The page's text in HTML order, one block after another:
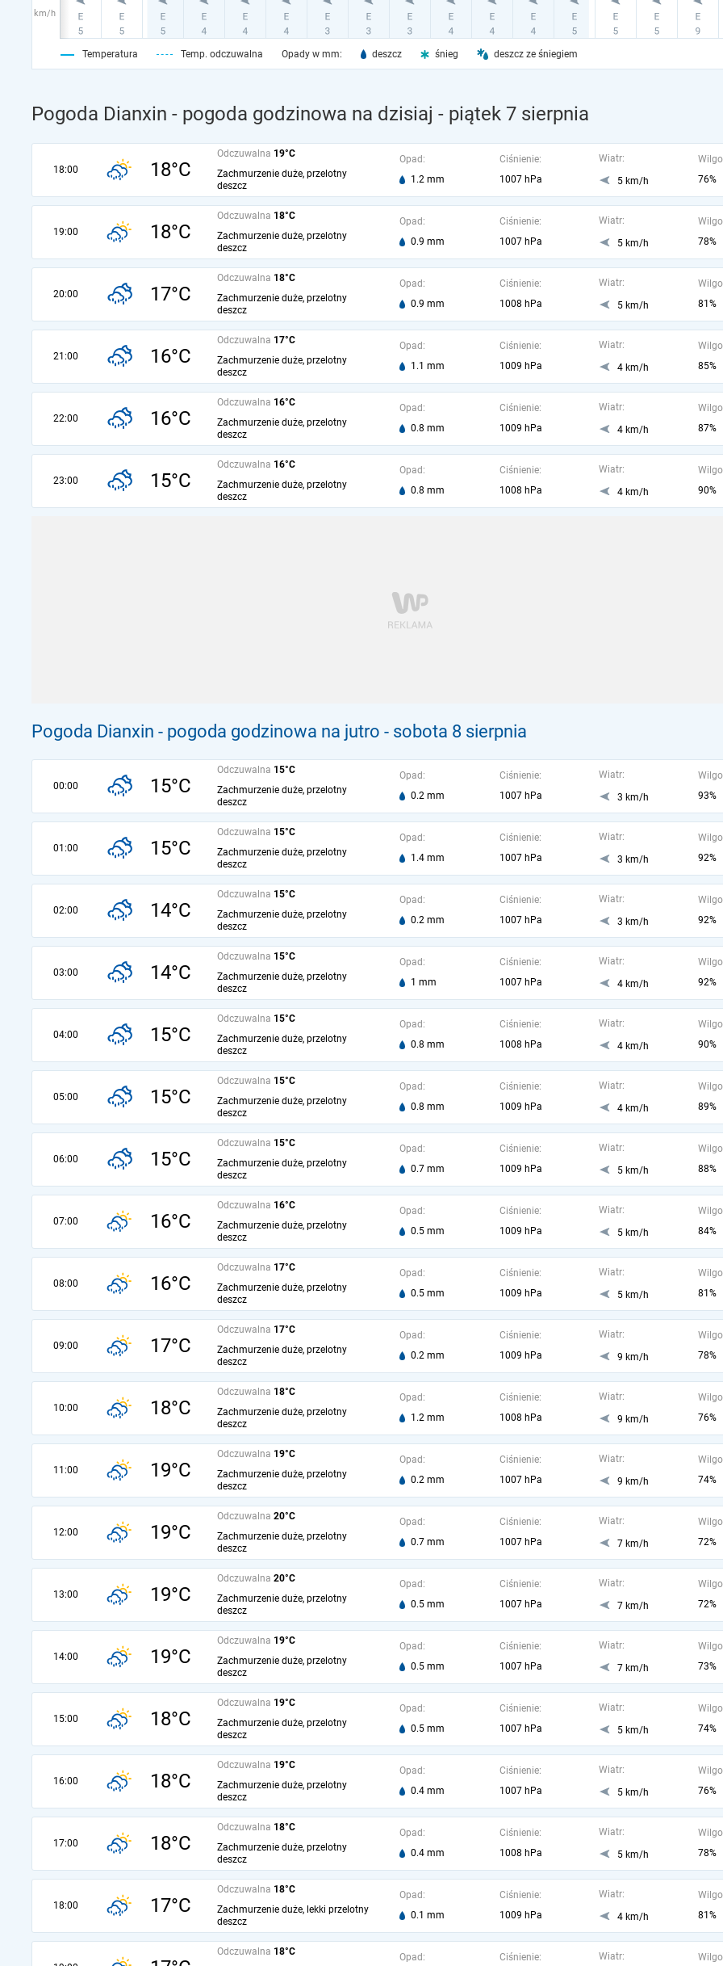
km/h
Temperatura Temp. odczuwalna Opady w mm: deszcz śnieg deszcz ze śniegiem
Pogoda Dianxin - pogoda godzinowa na dzisiaj - piątek 7 sierpnia
18:00 18°C
Odczuwalna 19°C
Zachmurzenie duże, przelotny
deszcz
Opad:
1.2 mm
Ciśnienie:
1007 hPa
Wiatr:
5 km/h
76%
19:00 18°C
Odczuwalna 18°C
Zachmurzenie duże, przelotny
deszcz
Opad:
0.9 mm
Ciśnienie:
1007 hPa
Wiatr:
5 km/h
78%
20:00 17°C
Odczuwalna 18°C
Zachmurzenie duże, przelotny
deszcz
Opad:
0.9 mm
Ciśnienie:
1008 hPa
Wiatr:
5 km/h
81%
21:00 16°C
Odczuwalna 17°C
Zachmurzenie duże, przelotny
deszcz
Opad:
1.1 mm
Ciśnienie:
1009 hPa
Wiatr:
4 km/h
85%
22:00 16°C
Odczuwalna 16°C
Zachmurzenie duże, przelotny
deszcz
Opad:
0.8 mm
Ciśnienie:
1009 hPa
Wiatr:
4 km/h
87%
23:00 15°C
Odczuwalna 16°C
Zachmurzenie duże, przelotny
deszcz
Opad:
0.8 mm
Ciśnienie:
1008 hPa
Wiatr:
4 km/h
90%
Pogoda Dianxin - pogoda godzinowa na jutro - sobota 8 sierpnia
00:00 15°C
Odczuwalna 15°C
Zachmurzenie duże, przelotny
deszcz
Opad:
0.2 mm
Ciśnienie:
1007 hPa
Wiatr:
3 km/h
93%
01:00 15°C
Odczuwalna 15°C
Zachmurzenie duże, przelotny
deszcz
Opad:
1.4 mm
Ciśnienie:
1007 hPa
Wiatr:
3 km/h
92%
02:00 14°C
Odczuwalna 15°C
Zachmurzenie duże, przelotny
deszcz
Opad:
0.2 mm
Ciśnienie:
1007 hPa
Wiatr:
3 km/h
92%
03:00 14°C
Odczuwalna 15°C
Zachmurzenie duże, przelotny
deszcz
Opad:
1 mm
Ciśnienie:
1007 hPa
Wiatr:
4 km/h
92%
04:00 15°C
Odczuwalna 15°C
Zachmurzenie duże, przelotny
deszcz
Opad:
0.8 mm
Ciśnienie:
1008 hPa
Wiatr:
4 km/h
90%
05:00 15°C
Odczuwalna 15°C
Zachmurzenie duże, przelotny
deszcz
Opad:
0.8 mm
Ciśnienie:
1009 hPa
Wiatr:
4 km/h
89%
06:00 15°C
Odczuwalna 15°C
Zachmurzenie duże, przelotny
deszcz
Opad:
0.7 mm
Ciśnienie:
1009 hPa
Wiatr:
5 km/h
88%
07:00 16°C
Odczuwalna 16°C
Zachmurzenie duże, przelotny
deszcz
Opad:
0.5 mm
Ciśnienie:
1009 hPa
Wiatr:
5 km/h
84%
08:00 16°C
Odczuwalna 17°C
Zachmurzenie duże, przelotny
deszcz
Opad:
0.5 mm
Ciśnienie:
1009 hPa
Wiatr:
5 km/h
81%
09:00 17°C
Odczuwalna 17°C
Zachmurzenie duże, przelotny
deszcz
Opad:
0.2 mm
Ciśnienie:
1009 hPa
Wiatr:
9 km/h
78%
10:00 18°C
Odczuwalna 18°C
Zachmurzenie duże, przelotny
deszcz
Opad:
1.2 mm
Ciśnienie:
1008 hPa
Wiatr:
9 km/h
76%
11:00 19°C
Odczuwalna 19°C
Zachmurzenie duże, przelotny
deszcz
Opad:
0.2 mm
Ciśnienie:
1007 hPa
Wiatr:
9 km/h
74%
12:00 19°C
Odczuwalna 20°C
Zachmurzenie duże, przelotny
deszcz
Opad:
0.7 mm
Ciśnienie:
1007 hPa
Wiatr:
7 km/h
72%
13:00 19°C
Odczuwalna 20°C
Zachmurzenie duże, przelotny
deszcz
Opad:
0.5 mm
Ciśnienie:
1007 hPa
Wiatr:
7 km/h
72%
14:00 19°C
Odczuwalna 19°C
Zachmurzenie duże, przelotny
deszcz
Opad:
0.5 mm
Ciśnienie:
1007 hPa
Wiatr:
7 km/h
73%
15:00 18°C
Odczuwalna 19°C
Zachmurzenie duże, przelotny
deszcz
Opad:
0.5 mm
Ciśnienie:
1007 hPa
Wiatr:
5 km/h
74%
16:00 18°C
Odczuwalna 19°C
Zachmurzenie duże, przelotny
deszcz
Opad:
0.4 mm
Ciśnienie:
1007 hPa
Wiatr:
5 km/h
76%
17:00 18°C
Odczuwalna 18°C
Zachmurzenie duże, przelotny
deszcz
Opad:
0.4 mm
Ciśnienie:
1008 hPa
Wiatr:
5 km/h
78%
18:00 17°C
Odczuwalna 18°C
Zachmurzenie duże, lekki przelotny
deszcz
Opad:
0.1 mm
Ciśnienie:
1009 hPa
Wiatr:
4 km/h
81%
Odczuwalna 18°C Opad: Ciśnienie: Wiatr: